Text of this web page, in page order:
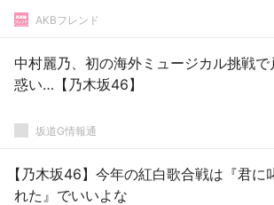
AKBフレンド
中村麗乃、初の海外ミュージカル挑戦で
惑い…【乃木坂46】
坂道G情報通
【乃木坂46】今年の紅白歌合戦は『君に
れた』でいいよな